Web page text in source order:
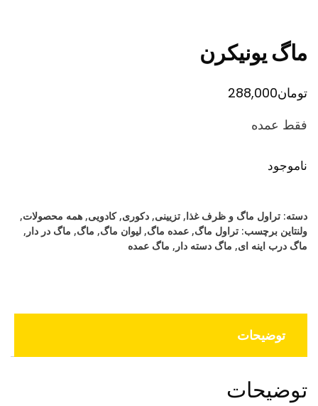
ماگ یونیکرن
تومان288,000
فقط عمده
ناموجود
دسته: تراول ماگ و ظرف غذا, تزیینی, دکوری,کادویی, همه محصولات,
ولنتاین برچسب: تراول ماگ, عمده ماگ, لیوان ماگ, ماگ, ماگ در دار ,
ماگ درب اینه ای, ماگ دسته دار , ماگ عمده
توضیحات
توضیحات